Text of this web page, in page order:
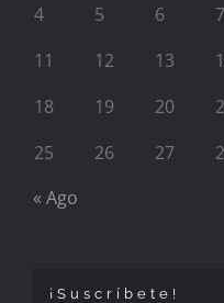
4
5 6 7
11
12 13
18
19 20
25
26 27
« Ago
¡Suscríbete!